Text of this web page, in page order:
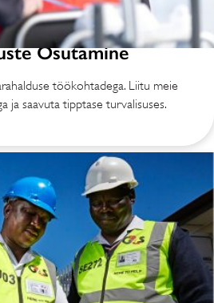
Osutamine
töökohtadega. Liitu meie
ja saavuta tipptase turvalisuses.